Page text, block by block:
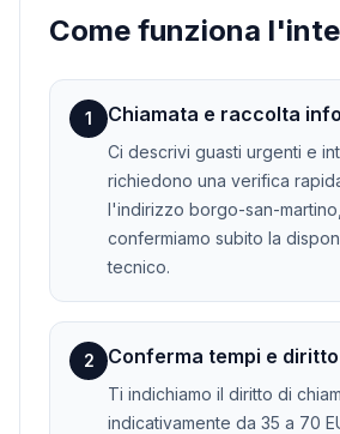
Come funziona
1 Chiamata e raccolta
Ci descrivi guasti urgenti e
richiedono una verifica
l'indirizzo borgo-san-
confermiamo subito la
tecnico.
2 Conferma tempi e
Ti indichiamo il diritto di
indicativamente da 35 a 70